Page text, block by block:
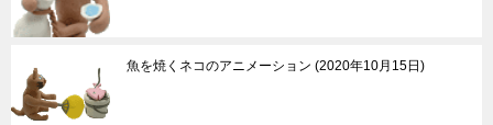
魚を焼くネコのアニメーション 2020年10月15日